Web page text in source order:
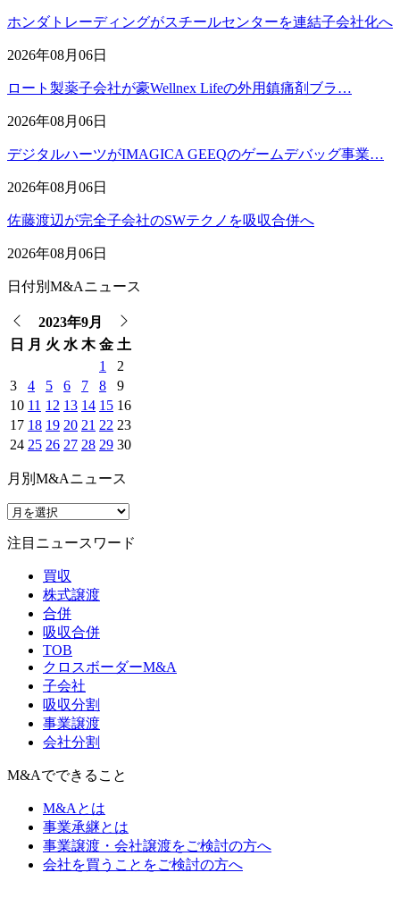
ホンダトレーディングがスチールセンターを連結子会社化へ
2026年08月06日
ロート製薬子会社が豪Wellnex Lifeの外用鎮痛剤ブラ…
2026年08月06日
デジタルハーツがIMAGICA GEEQのゲームデバッグ事業…
2026年08月06日
佐藤渡辺が完全子会社のSWテクノを吸収合併へ
2026年08月06日
日付別M&Aニュース
2023年9月
日
月 火 水 木 金 土
1
2
3
4 5 6 7 8
9
10 11 12 13 14 15 16
17 18 19 20 21 22 23
24 25 26 27 28 29 30
月別M&Aニュース
注目ニュースワード
買収
株式譲渡
合併
吸収合併
TOB
クロスボーダーM&A
子会社
吸収分割
事業譲渡
会社分割
M&Aでできること
M&Aとは
事業承継とは
事業譲渡・会社譲渡をご検討の方へ
会社を買うことをご検討の方へ